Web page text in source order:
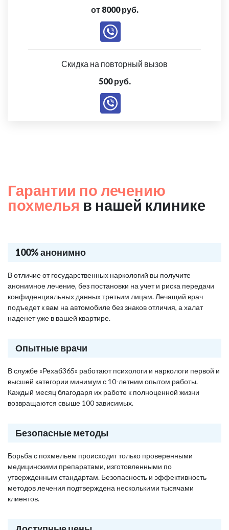
от 8000 руб.
Скидка на повторный вызов
500 руб.
Гарантии по лечению
похмелья в нашей клинике
100% анонимно
В отличие от государственных наркологий вы получите
анонимное лечение, без постановки на учет и риска передачи
конфиденциальных данных третьим лицам. Лечащий врач
подъедет к вам на автомобиле без знаков отличия, а халат
наденет уже в вашей квартире.
Опытные врачи
В службе «Рехаб365» работают психологи и наркологи первой и
высшей категории минимум с 10-летним опытом работы.
Каждый месяц благодаря их работе к полноценной жизни
возвращаются свыше 100 зависимых.
Безопасные методы
Борьба с похмельем происходит только проверенными
медицинскими препаратами, изготовленными по
утвержденным стандартам. Безопасность и эффективность
методов лечения подтверждена несколькими тысячами
клиентов.